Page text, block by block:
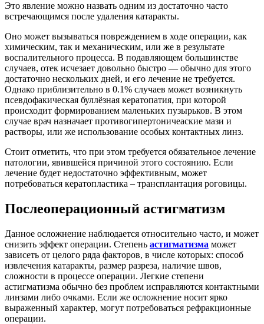
Это явление можно назвать одним из достаточно часто
встречающимся после удаления катаракты.
Оно может вызываться повреждением в ходе операции, как
химическим, так и механическим, или же в результате
воспалительного процесса. В подавляющем большинстве
случаев, отек исчезает довольно быстро — обычно для этого
достаточно нескольких дней, и его лечение не требуется.
Однако приблизительно в 0.1% случаев может возникнуть
псевдофакическая буллёзная кератопатия, при которой
происходит формированием маленьких пузырьков. В этом
случае врач назначает противогипертоничеаские мази и
растворы, или же использование особых контактных линз.
Стоит отметить, что при этом требуется обязательное лечение
патологии, явившейся причиной этого состоянию. Если
лечение будет недостаточно эффективным, может
потребоваться кератопластика – трансплантация роговицы.
Послеоперационный астигматизм
Данное осложнение наблюдается относительно часто, и может
снизить эффект операции. Степень астигматизма может
зависеть от целого ряда факторов, в числе которых: способ
извлечения катаракты, размер разреза, наличие швов,
сложности в процессе операции. Легкие степени
астигматизма обычно без проблем исправляются контактными
линзами либо очками. Если же осложнение носит ярко
выраженный характер, могут потребоваться рефракционные
операции.